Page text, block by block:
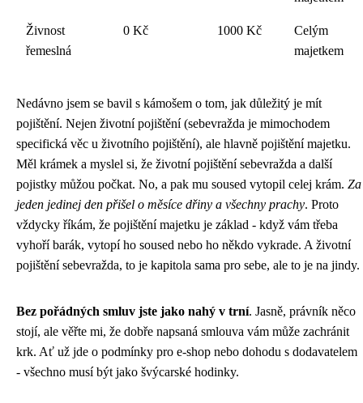
Živnost
řemeslná
0 Kč 1000 Kč
Celým
majetkem
Nedávno jsem se bavil s kámošem o tom, jak důležitý je mít
pojištění. Nejen životní pojištění (sebevražda je mimochodem
specifická věc u životního pojištění), ale hlavně pojištění majetku.
Měl krámek a myslel si, že životní pojištění sebevražda a další
pojistky můžou počkat. No, a pak mu soused vytopil celej krám. Za
jeden jedinej den přišel o měsíce dřiny a všechny prachy. Proto
vždycky říkám, že pojištění majetku je základ - když vám třeba
vyhoří barák, vytopí ho soused nebo ho někdo vykrade. A životní
pojištění sebevražda, to je kapitola sama pro sebe, ale to je na jindy.
Bez pořádných smluv jste jako nahý v trní. Jasně, právník něco
stojí, ale věřte mi, že dobře napsaná smlouva vám může zachránit
krk. Ať už jde o podmínky pro e-shop nebo dohodu s dodavatelem
- všechno musí být jako švýcarské hodinky.